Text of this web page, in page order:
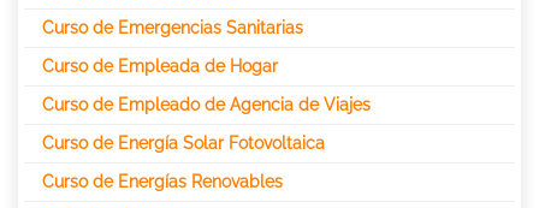
Curso de Emergencias Sanitarias
Curso de Empleada de Hogar
Curso de Empleado de Agencia de Viajes
Curso de Energía Solar Fotovoltaica
Curso de Energías Renovables